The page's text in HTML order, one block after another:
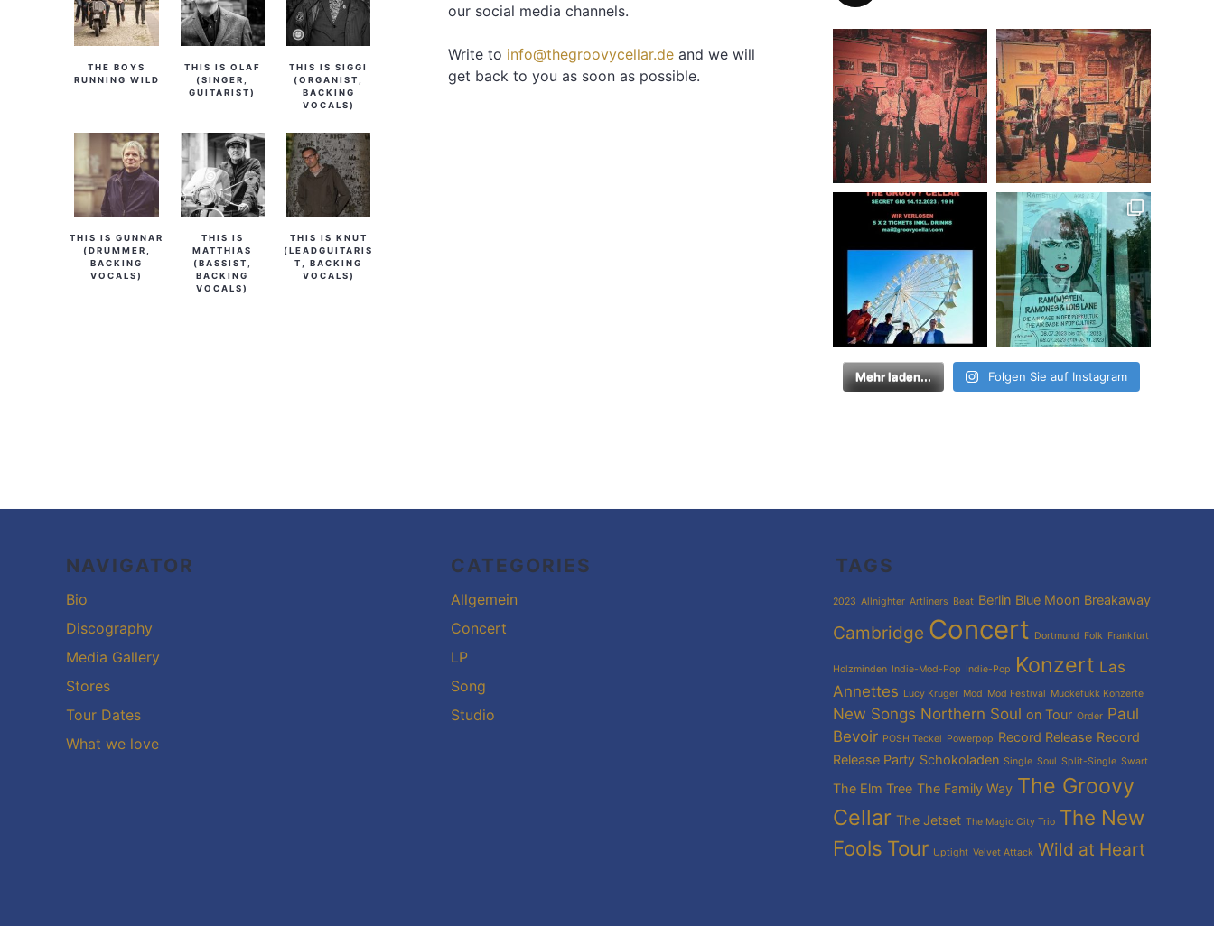
THE BOYS
RUNNING WILD
THIS IS OLAF
(SINGER,
GUITARIST)
THIS IS SIGGI
(ORGANIST,
BACKING
VOCALS)
THIS IS GUNNAR
(DRUMMER,
BACKING
VOCALS)
THIS IS
MATTHIAS
(BASSIST,
BACKING
VOCALS)
THIS IS KNUT
(LEADGUITARIS
T, BACKING
VOCALS)
our social media channels.
Write to info@thegroovycellar.deand we will
get back to you as soon as possible.
Mehr laden... Folgen Sie auf Instagram
NAVIGATOR
Bio
Discography
Media Gallery
Stores
Tour Dates
What we love
CATEGORIES
Allgemein
Concert
LP
Song
Studio
TAGS
2023 Allnighter Artliners Beat Berlin Blue Moon Breakaway
Cambridge Concert Dortmund Folk Frankfurt
Holzminden Indie-Mod-Pop Indie-Pop Konzert Las
Annettes Lucy Kruger Mod Mod Festival Muckefukk Konzerte
New Songs Northern Soul on Tour Order Paul
Bevoir POSH Teckel Powerpop Record Release Record
Release Party Schokoladen Single Soul Split-Single Swart
The Elm Tree The Family Way The Groovy
Cellar The Jetset The Magic City Trio The New
Fools Tour Uptight Velvet Attack Wild at Heart